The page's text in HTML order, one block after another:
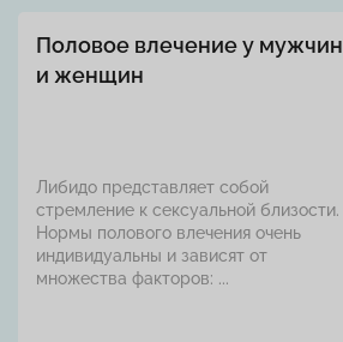
Половое влечение у мужчин
и женщин
Либидо представляет собой
стремление к сексуальной близости.
Нормы полового влечения очень
индивидуальны и зависят от
множества факторов: ...